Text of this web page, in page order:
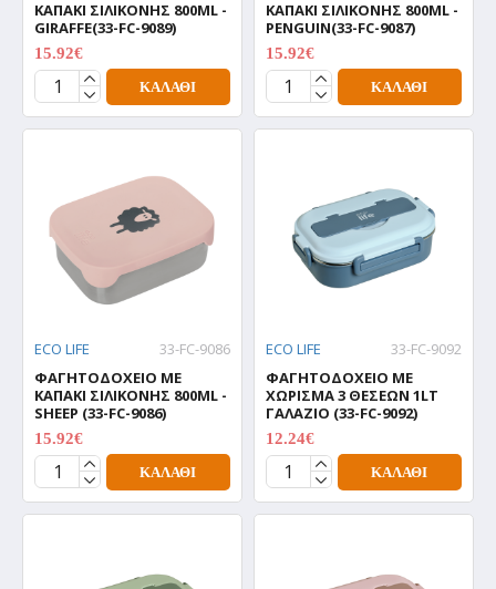
ΚΑΠΑΚΙ ΣΙΛΙΚΟΝΗΣ 800ML -
GIRAFFE(33-FC-9089)
15.92€
ΚΑΛΆΘΙ
ΚΑΠΑΚΙ ΣΙΛΙΚΟΝΗΣ 800ML -
PENGUIN(33-FC-9087)
15.92€
ΚΑΛΆΘΙ
ECO LIFE
33-FC-9086
ΦΑΓΗΤΟΔΟΧΕΙΟ ΜΕ
ΚΑΠΑΚΙ ΣΙΛΙΚΟΝΗΣ 800ML -
SHEEP (33-FC-9086)
15.92€
ΚΑΛΆΘΙ
ECO LIFE
33-FC-9092
ΦΑΓΗΤΟΔΟΧΕΙΟ ΜΕ
ΧΩΡΙΣΜΑ 3 ΘΕΣΕΩΝ 1LT
ΓΑΛΑΖΙΟ (33-FC-9092)
12.24€
ΚΑΛΆΘΙ